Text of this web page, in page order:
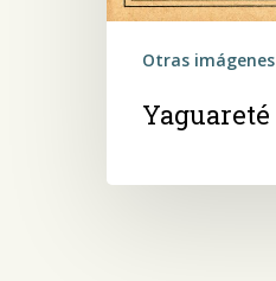
Otras imágenes
Yaguareté